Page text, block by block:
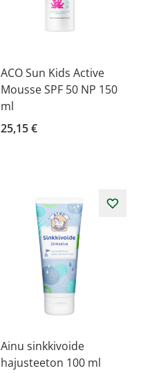
ACO Sun Kids Active
Mousse SPF 50 NP 150
ml
25,15 €
Ainu sinkkivoide
hajusteeton 100 ml